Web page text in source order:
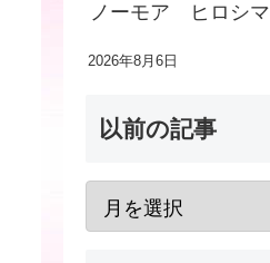
ノーモア ヒロシマ
2026年8月6日
以前の記事